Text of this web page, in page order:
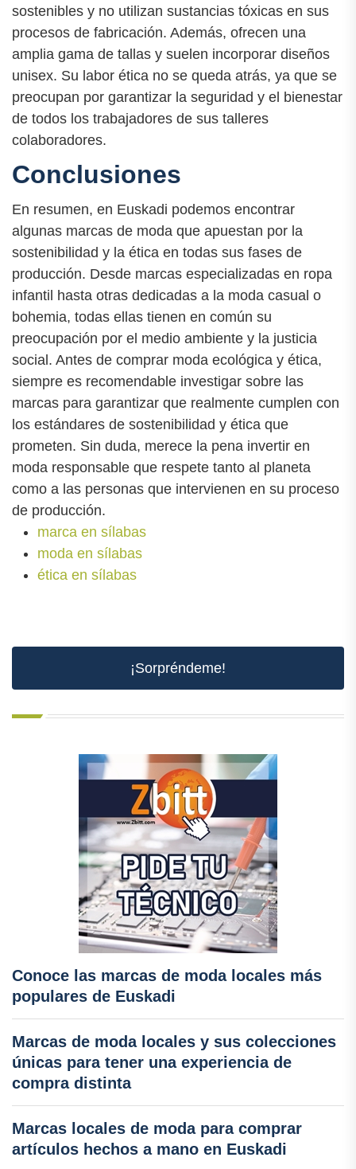
sostenibles y no utilizan sustancias tóxicas en sus
procesos de fabricación. Además, ofrecen una
amplia gama de tallas y suelen incorporar diseños
unisex. Su labor ética no se queda atrás, ya que se
preocupan por garantizar la seguridad y el bienestar
de todos los trabajadores de sus talleres
colaboradores.
Conclusiones
En resumen, en Euskadi podemos encontrar
algunas marcas de moda que apuestan por la
sostenibilidad y la ética en todas sus fases de
producción. Desde marcas especializadas en ropa
infantil hasta otras dedicadas a la moda casual o
bohemia, todas ellas tienen en común su
preocupación por el medio ambiente y la justicia
social. Antes de comprar moda ecológica y ética,
siempre es recomendable investigar sobre las
marcas para garantizar que realmente cumplen con
los estándares de sostenibilidad y ética que
prometen. Sin duda, merece la pena invertir en
moda responsable que respete tanto al planeta
como a las personas que intervienen en su proceso
de producción.
marca en sílabas
moda en sílabas
ética en sílabas
¡Sorpréndeme!
Conoce las marcas de moda locales más
populares de Euskadi
Marcas de moda locales y sus colecciones
únicas para tener una experiencia de
compra distinta
Marcas locales de moda para comprar
artículos hechos a mano en Euskadi